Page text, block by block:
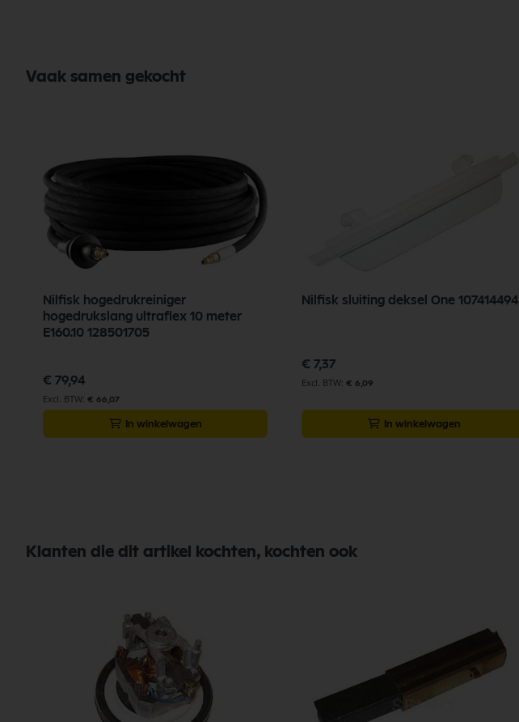
Vaak samen gekocht
Nilfisk hogedrukreiniger
hogedrukslang ultraflex 10 meter
E160.10 128501705
€ 79,94
€ 66,07
In winkelwagen
Nilfisk sluiting deksel One 107414494
€ 7,37
€ 6,09
In winkelwagen
Klanten die dit artikel kochten, kochten ook